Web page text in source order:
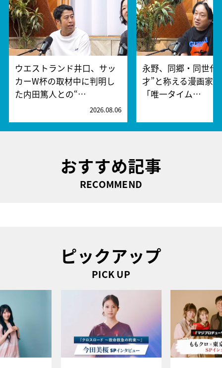
ウエストランド井口、サッ
カーW杯の取材中に判明し
た内田篤人との“…
2026.08.06
永野、同郷・同世代
才”と称える漫画家
「唯一タイム…
おすすめ記事
RECOMMEND
ピックアップ
PICK UP